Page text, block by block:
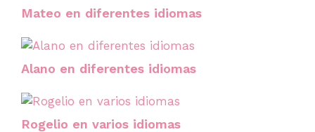
Mateo en diferentes idiomas
Alano en diferentes idiomas
Rogelio en varios idiomas